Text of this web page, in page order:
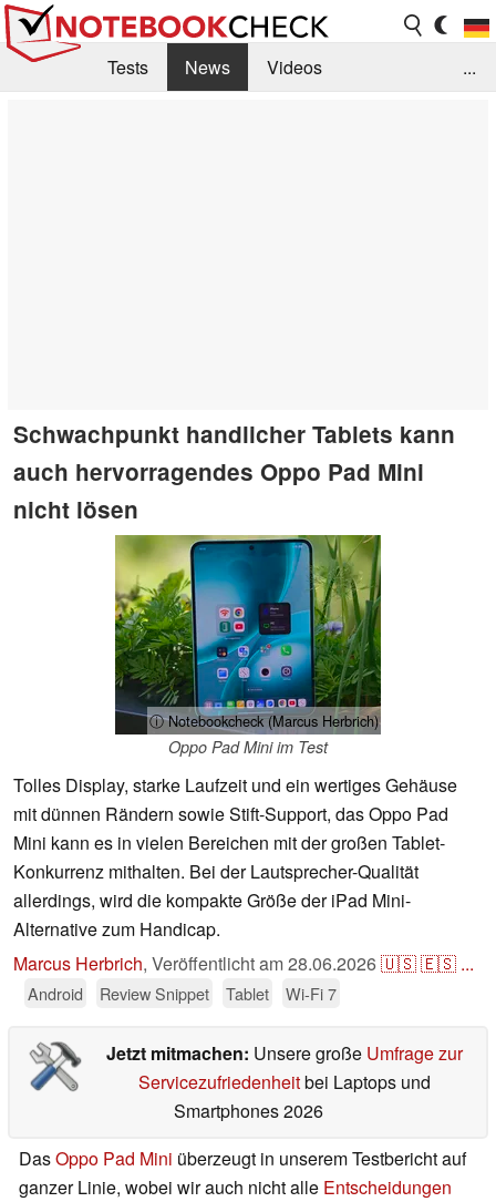
Tests News
Videos
...
Schwachpunkt handlicher Tablets kann
auch hervorragendes Oppo Pad Mini
nicht lösen
ⓘ Notebookcheck (Marcus Herbrich)
Oppo Pad Mini im Test
Tolles Display, starke Laufzeit und ein wertiges Gehäuse
mit dünnen Rändern sowie Stift-Support, das Oppo Pad
Mini kann es in vielen Bereichen mit der großen Tablet-
Konkurrenz mithalten. Bei der Lautsprecher-Qualität
allerdings, wird die kompakte Größe der iPad Mini-
Alternative zum Handicap.
Marcus Herbrich, Veröffentlicht am28.06.2026🇺🇸🇪🇸 ...
Android Review Snippet Tablet Wi-Fi 7
Jetzt mitmachen: Unsere große Umfrage zur
Servicezufriedenheitbei Laptops und
Smartphones 2026
DasOppo Pad Mini überzeugt in unserem Testbericht auf
ganzer Linie, wobei wir auch nicht alle Entscheidungen